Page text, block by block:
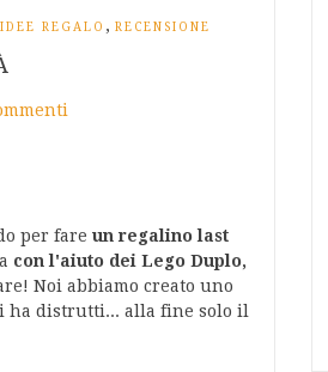
IDEE REGALO , RECENSIONE
per fare un regalino last
con l'aiuto dei Lego Duplo,
Noi abbiamo creato uno
ha distrutti... alla fine solo il